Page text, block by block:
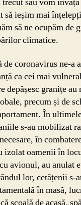
să ieșim mai
să ne ocupăm de
climatice.
coronavirus ne-a
ca cei mai
depășesc granițe au
precum și de
În
s-au mobilizat
în
izolat oamenii în
avionul, au anulat
lor, cetățenii s-
în masă,